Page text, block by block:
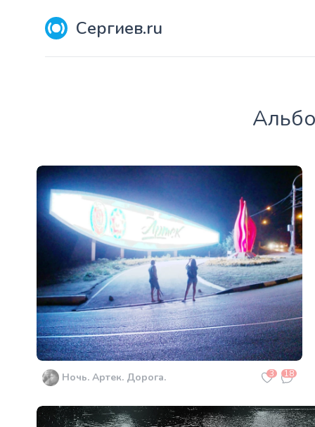
Сергиев.ru
Ночь. Артек. Дорога. 3 18